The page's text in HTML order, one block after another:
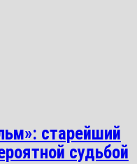
старейший
судьбой